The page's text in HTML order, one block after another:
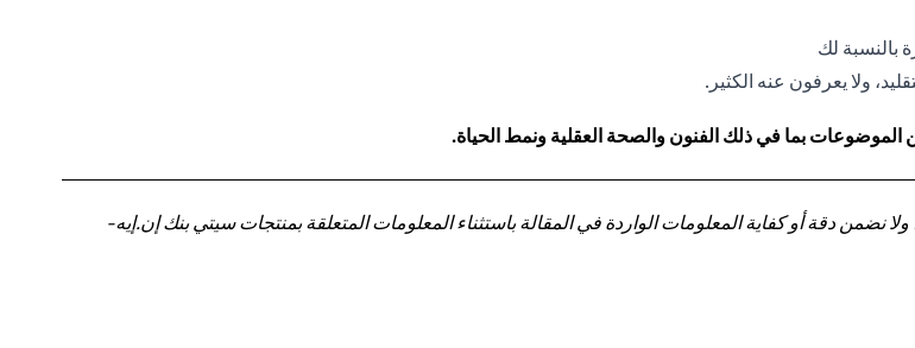
بالنسبة لك
ولا يعرفون عنه الكثير.
الموضوعات بما في ذلك الفنون والصحة العقلية ونمط الحياة.
دقة أو كفاية المعلومات الواردة في المقالة باستثناء المعلومات المتعلقة بمنتجات سيتي بنك إن.إيه-